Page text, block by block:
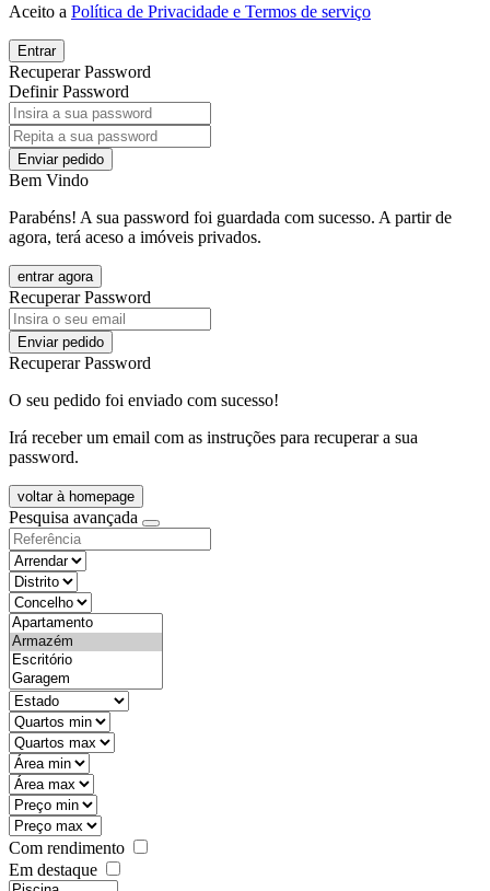
Aceito a Política de Privacidade e Termos de serviço
Entrar
Recuperar Password
Definir Password
Enviar pedido
Bem Vindo
Parabéns! A sua password foi guardada com sucesso. A partir de
agora, terá aceso a imóveis privados.
entrar agora
Recuperar Password
Enviar pedido
Recuperar Password
O seu pedido foi enviado com sucesso!
Irá receber um email com as instruções para recuperar a sua
password.
voltar à homepage
Pesquisa avançada
objective
districtId
countyId
types
state
mintypo
maxtypo
minarea
maxarea
minprice
maxprice
Com rendimento
Em destaque